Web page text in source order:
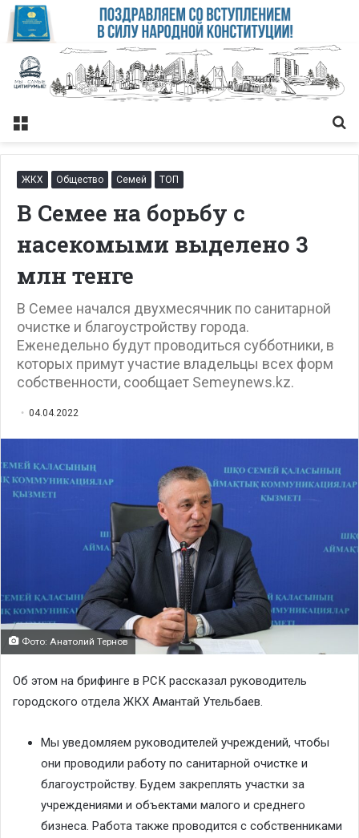
Меню
ЖКХ Общество Семей ТОП
В Семее на борьбу с
насекомыми выделено 3
млн тенге
В Семее начался двухмесячник по санитарной
очистке и благоустройству города.
Еженедельно будут проводиться субботники, в
которых примут участие владельцы всех форм
собственности, сообщает Semeynews.kz.
04.04.2022
Фото: Анатолий Тернов
Об этом на брифинге в РСК рассказал руководитель
городского отдела ЖКХ Амантай Утельбаев.
Мы уведомляем руководителей учреждений, чтобы
они проводили работу по санитарной очистке и
благоустройству. Будем закреплять участки за
учреждениями и объектами малого и среднего
бизнеса. Работа также проводится с собственниками